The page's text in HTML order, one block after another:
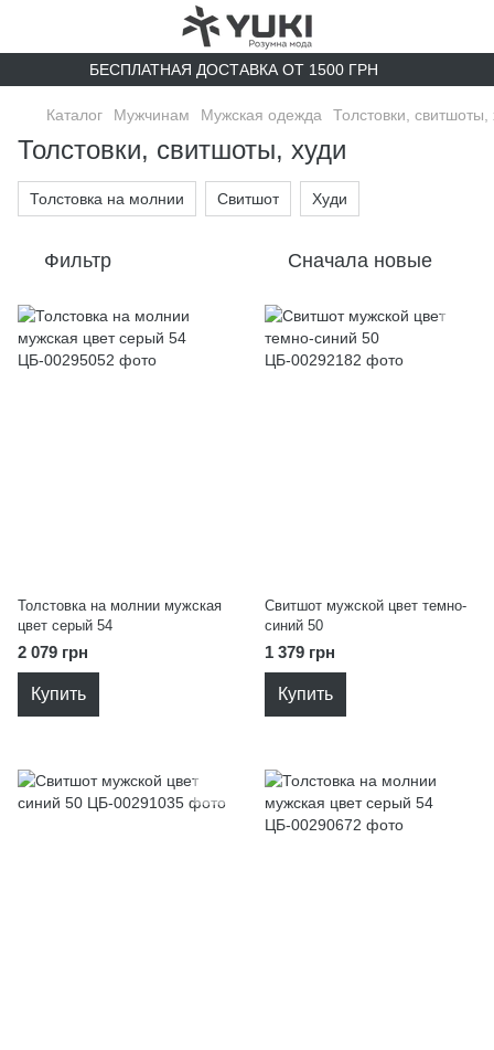
БЕСПЛАТНАЯ ДОСТАВКА ОТ 1500 ГРН
Каталог Мужчинам Мужская одежда Толстовки, свитшоты,
Толстовки, свитшоты, худи
Толстовка на молнии Свитшот Худи
Фильтр Сначала новые
Толстовка на молнии мужская
цвет серый 54
2 079 грн
Купить
Свитшот мужской цвет темно-
синий 50
1 379 грн
Купить